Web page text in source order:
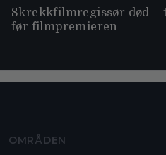
Skrekkfilmregissør død –
før filmpremieren
OMRÅDEN